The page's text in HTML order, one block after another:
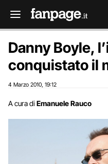
Danny Boyle,
conquistato il
4 Marzo 2010 19:12
A cura di Emanuele Rauco